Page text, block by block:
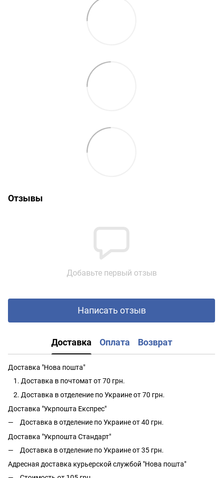
Отзывы
Добавьте первый отзыв
Написать отзыв
Доставка Оплата Возврат
Доставка "Нова пошта"
Доставка в почтомат от 70 грн.
Доставка в отделение по Украине от 70 грн.
Доставка "Укрпошта Експрес"
Доставка в отделение по Украине от 40 грн.
Доставка "Укрпошта Стандарт"
Доставка в отделение по Украине от 35 грн.
Адресная доставка курьерской службой "Нова пошта"